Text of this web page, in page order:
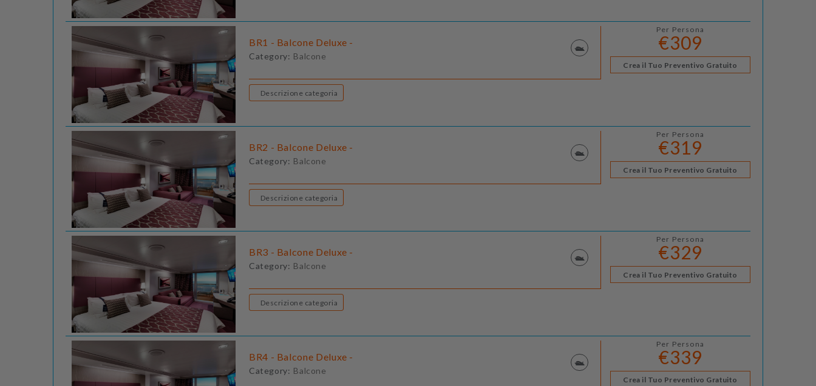
BR1 - Balcone Deluxe -
Category: Balcone
Per Persona
€309
Crea il Tuo Preventivo Gratuito
Descrizione categoria
BR2 - Balcone Deluxe -
Category: Balcone
Per Persona
€319
Crea il Tuo Preventivo Gratuito
Descrizione categoria
BR3 - Balcone Deluxe -
Category: Balcone
Per Persona
€329
Crea il Tuo Preventivo Gratuito
Descrizione categoria
BR4 - Balcone Deluxe -
Category: Balcone
Per Persona
€339
Crea il Tuo Preventivo Gratuito